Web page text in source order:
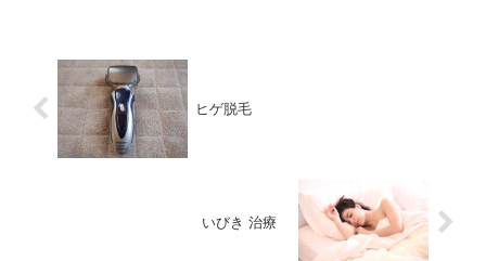
ヒゲ脱毛
いびき 治療